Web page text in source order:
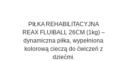
PIŁKA REHABILITACYJNA
REAX FLUIBALL 26CM (1kg) –
dynamiczna piłka, wypełniona
kolorową cieczą do ćwiczeń z
dziećmi.